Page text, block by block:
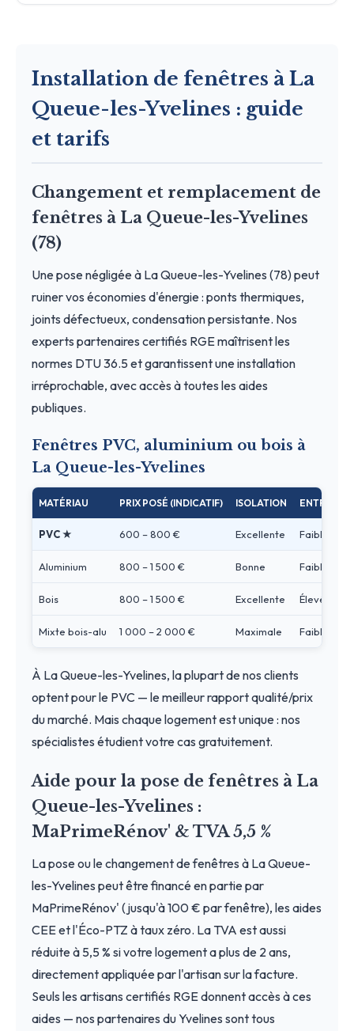
Installation de fenêtres à La
Queue-les-Yvelines : guide
et tarifs
Changement et remplacement de
fenêtres à La Queue-les-Yvelines
(78)
Une pose négligée à La Queue-les-Yvelines (78) peut
ruiner vos économies d'énergie : ponts thermiques,
joints défectueux, condensation persistante. Nos
experts partenaires certifiés RGE maîtrisent les
normes DTU 36.5 et garantissent une installation
irréprochable, avec accès à toutes les aides
publiques.
Fenêtres PVC, aluminium ou bois à
La Queue-les-Yvelines
MATÉRIAU PRIX POSÉ (INDICATIF) ISOLATION ENTRETIEN
PVC ★ 600 – 800 € Excellente Faible
Aluminium 800 – 1 500 € Bonne Faible
Bois 800 – 1 500 € Excellente Élevé
Mixte bois-alu 1 000 – 2 000 € Maximale Faible
À La Queue-les-Yvelines, la plupart de nos clients
optent pour le PVC — le meilleur rapport qualité/prix
du marché. Mais chaque logement est unique : nos
spécialistes étudient votre cas gratuitement.
Aide pour la pose de fenêtres à La
Queue-les-Yvelines :
MaPrimeRénov' & TVA 5,5 %
La pose ou le changement de fenêtres à La Queue-
les-Yvelines peut être financé en partie par
MaPrimeRénov' (jusqu'à 100 € par fenêtre), les aides
CEE et l'Éco-PTZ à taux zéro. La TVA est aussi
réduite à 5,5 % si votre logement a plus de 2 ans,
directement appliquée par l'artisan sur la facture.
Seuls les artisans certifiés RGE donnent accès à ces
aides — nos partenaires du Yvelines sont tous